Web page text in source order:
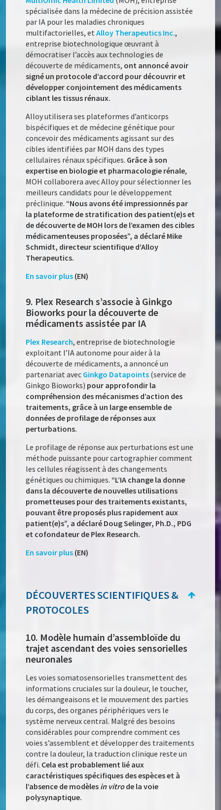
spécialisée dans la médecine de précision assistée
par IA pour les maladies chroniques
multifactorielles, etAlloy Therapeutics Inc.,
entreprise biotechnologique œuvrant à
démocratiser l’accès aux technologies de
découverte de médicaments, ont annoncé avoir
signé un protocole d’accord pour découvrir et
développer conjointement des médicaments
ciblant les tissus rénaux.
Alloy utilisera ses plateformes d’anticorps
bispécifiques et de médecine génétique pour
concevoir des médicaments agissant sur des
cibles identifiées par MOH dans des types
cellulaires rénaux spécifiques. Grâce à son
expertise en biologie et pharmacologie rénale,
MOH collaborera avec Alloy pour sélectionner les
meilleurs candidats pour le développement
préclinique. “Nous avons été impressionnés par
la plateforme de stratification des patient(e)s et
de découverte de MOH lors de l’examen des cibles
médicamenteuses proposées”, a déclaré Mike
Schmidt, directeur scientifique d’Alloy
Therapeutics.
En savoir plus (EN)
9. Plex Research s’associe à Ginkgo
Bioworks pour la découverte de
médicaments assistée par IA
Plex Research, entreprise de biotechnologie
exploitant l’IA autonome pour aider à la
découverte de médicaments, a annoncé un
partenariat avec Ginkgo Datapoints (service de
Ginkgo Bioworks) pour approfondir la
compréhension des mécanismes d’action des
traitements, grâce à un large ensemble de
données de profilage de réponses aux
perturbations.
Le profilage de réponse aux perturbations est une
méthode puissante pour cartographier comment
les cellules réagissent à des changements
génétiques ou chimiques. “L’IA change la donne
dans la découverte de nouvelles utilisations
prometteuses pour des traitements existants,
pouvant être proposés plus rapidement aux
patient(e)s”, a déclaré Doug Selinger, Ph.D., PDG
et cofondateur de Plex Research.
En savoir plus (EN)
DÉCOUVERTES SCIENTIFIQUES &
PROTOCOLES
10. Modèle humain d’assembloïde du
trajet ascendant des voies sensorielles
neuronales
Les voies somatosensorielles transmettent des
informations cruciales sur la douleur, le toucher,
les démangeaisons et le mouvement des parties
du corps, des organes périphériques vers le
système nerveux central. Malgré des besoins
considérables pour comprendre comment ces
voies s’assemblent et développer des traitements
contre la douleur, la traduction clinique reste un
défi. Cela est probablement lié aux
caractéristiques spécifiques des espèces et à
l’absence de modèles in vitrode la voie
polysynaptique.